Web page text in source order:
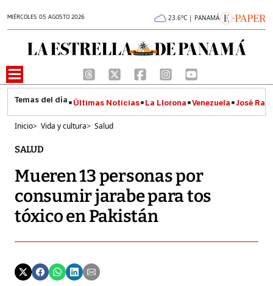
MIÉRCOLES 05 AGOSTO 2026 23.6°C | PANAMÁ
Últimas Noticias La Llorona Venezuela José
Inicio> Vida y cultura> Salud
SALUD
Mueren 13 personas por
consumir jarabe para tos
tóxico en Pakistán